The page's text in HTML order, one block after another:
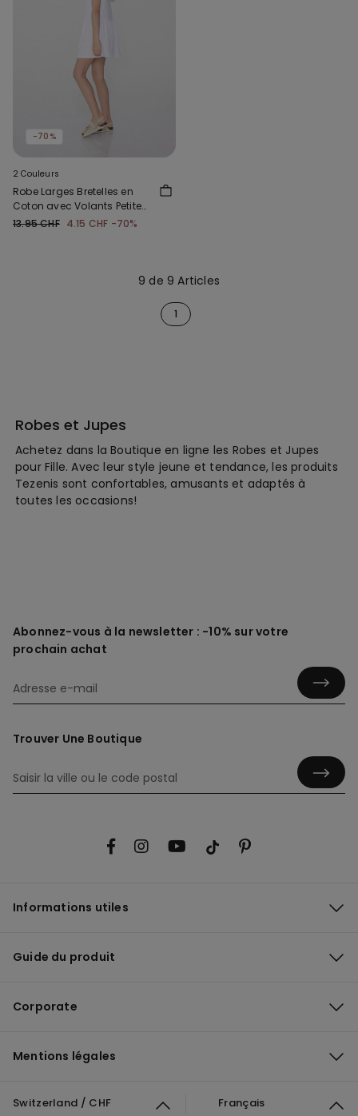
-70%
2 Couleurs
Robe Larges Bretelles en
Coton avec Volants Petite
Fille
13.95 CHF 4.15 CHF -70%
9 de 9 Articles
1
Robes et Jupes
Achetez dans la Boutique en ligne les Robes et Jupes
pour Fille. Avec leur style jeune et tendance, les produits
Tezenis sont confortables, amusants et adaptés à
toutes les occasions!
Abonnez-vous à la newsletter : -10% sur votre
prochain achat
Trouver Une Boutique
Informations utiles
Guide du produit
Corporate
Mentions légales
Switzerland / CHF Français